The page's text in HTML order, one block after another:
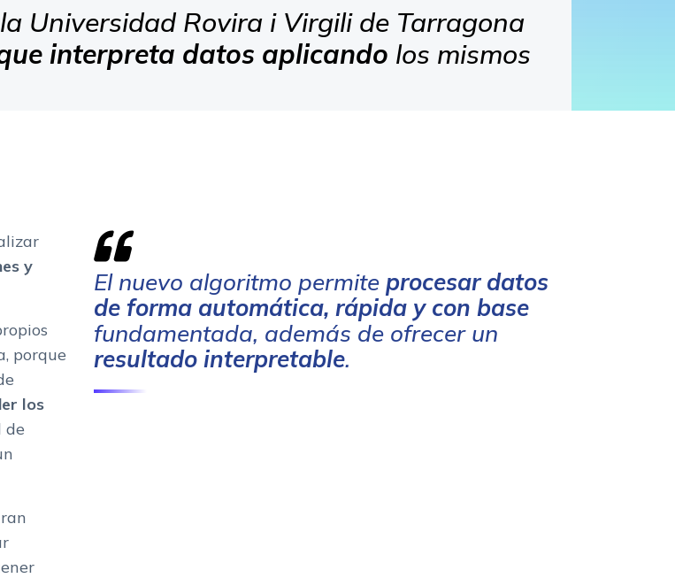
Universidad Rovira i Virgili de Tarragona
interpreta datos aplicando los mismos
y
porque
los
de
El nuevo algoritmo permite procesar datos
de forma automática, rápida y con base
fundamentada, además de ofrecer un
resultado interpretable.